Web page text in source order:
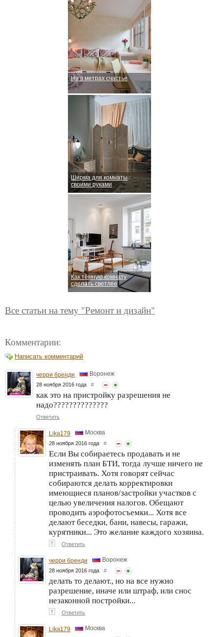
Не в метрах счастье
Ширма для комнаты
своими руками
Как тёмную комнату
сделать светлее
Все статьи на тему "Ремонт и дизайн"
Комментарии:
Написать комментарий
черри бренди Воронеж
28 ноября 2016 года #
как это на пристройку разрешения не
надо??????????????
Ответить
Lika179 Москва
28 ноября 2016 года #
Если Вы собираетесь продавать и не
изменять план БТИ, тогда лучше ничего не
пристраивать. Хотя говорят сейчас
собираются делать корректировки
имеющиеся планов/застройки участков с
целью увеличения налогов. Обещают
проводить аэрофотосъемки... Хотя все
делают беседки, бани, навесы, гаражи,
курятники... Это желание каждого хозяина.
↑ Ответить
черри бренди Воронеж
28 ноября 2016 года #
делать то делают., но на все нужно
разрешение, иначе или штраф, или снос
незаконной постройки...
↑ Ответить
Lika179 Москва